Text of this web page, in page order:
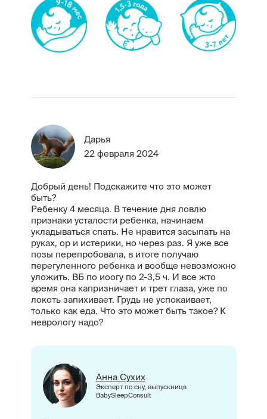
Дарья
22 февраля 2024
Добрый день! Подскажите что это может
быть?
Ребенку 4 месяца. В течение дня ловлю
признаки усталости ребенка, начинаем
укладываться спать. Не нравится засыпать на
руках, ор и истерики, но через раз. Я уже все
позы перепробовала, в итоге получаю
перегуленного ребенка и вообще невозможно
уложить. ВБ по иоогу по 2-3,5 ч. И все жто
время она капризничает и трет глаза, уже по
локоть запихивает. Грудь не успокаивает,
только как еда. Что это может быть такое? К
неврологу надо?
Анна Сухих
Эксперт по сну, выпускница
BabySleepConsult